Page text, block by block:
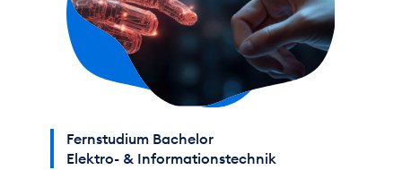
Fernstudium Bachelor
Elektro- & Informationstechnik